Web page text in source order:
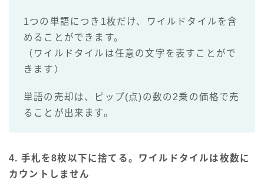
1つの単語につき1枚だけ、ワイルドタイルを含
めることができます。
（ワイルドタイルは任意の文字を表すことがで
きます）
単語の売却は、ピップ(点)の数の2乗の価格で売
ることが出来ます。
4. 手札を8枚以下に捨てる。ワイルドタイルは枚数に
カウントしません